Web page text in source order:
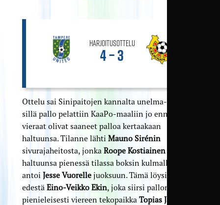
Harjoitusottelu
4 – 3
Ottelu sai Sinipaitojen kannalta unelma-alun,
sillä pallo pelattiin KaaPo-maaliin jo ennen kuin
vieraat olivat saaneet palloa kertaakaan
haltuunsa. Tilanne lähti Mauno Sirénin
sivurajaheitosta, jonka Roope Kostiainenotti
haltuunsa pienessä tilassa boksin kulmalla, ja
antoi Jesse Vuorellejuoksuun. Tämä löysi maalin
edestä Eino-Veikko Ekin, joka siirsi pallon
pienieleisesti viereen tekopaikka Topias Järvelälle